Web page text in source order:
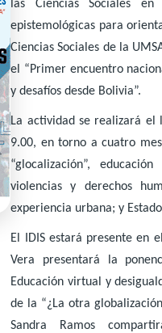
las Ciencias Sociales
epistemológicas para
Ciencias Sociales de la
el “Primer encuentro
y desafíos desde Bolivia”.
La actividad se realizará el
9.00, en torno a cuatro
“glocalización”,
violencias y derechos
experiencia urbana; y
El IDIS estará presente en
Vera presentará la
Educación virtual y
de la “¿La otra
Sandra Ramos